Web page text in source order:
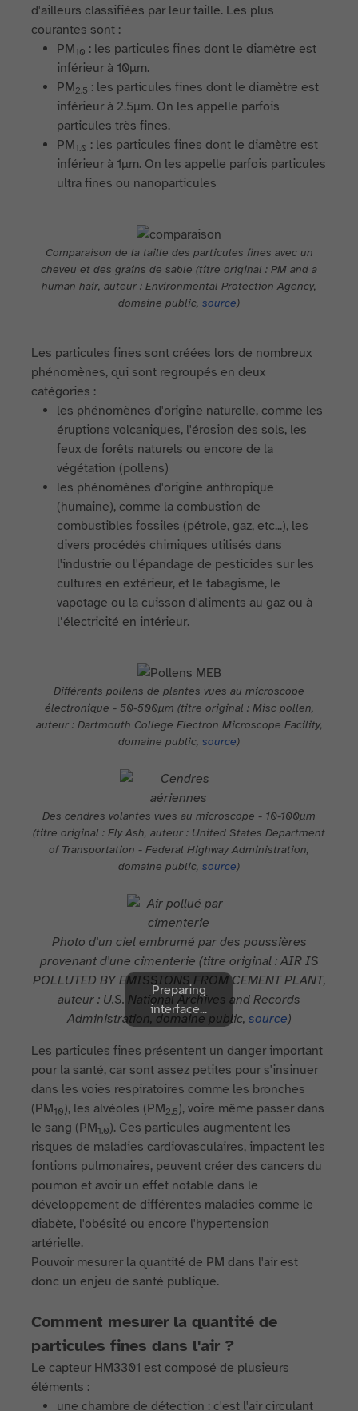
d'ailleurs classifiées par leur taille. Les plus
courantes sont :
PM10 : les particules fines dont le diamètre est
inférieur à 10µm.
PM2.5 : les particules fines dont le diamètre est
inférieur à 2.5µm. On les appelle parfois
particules très fines.
PM1.0 : les particules fines dont le diamètre est
inférieur à 1µm. On les appelle parfois particules
ultra fines ou nanoparticules
Comparaison de la taille des particules fines avec un
cheveu et des grains de sable (titre original : PM and a
human hair, auteur : Environmental Protection Agency,
domaine public, source)
Les particules fines sont créées lors de nombreux
phénomènes, qui sont regroupés en deux
catégories :
les phénomènes d'origine naturelle, comme les
éruptions volcaniques, l'érosion des sols, les
feux de forêts naturels ou encore de la
végétation (pollens)
les phénomènes d'origine anthropique
(humaine), comme la combustion de
combustibles fossiles (pétrole, gaz, etc...), les
divers procédés chimiques utilisés dans
l'industrie ou l'épandage de pesticides sur les
cultures en extérieur, et le tabagisme, le
vapotage ou la cuisson d'aliments au gaz ou à
l’électricité en intérieur.
Différents pollens de plantes vues au microscope
électronique - 50-500µm (titre original : Misc pollen,
auteur : Dartmouth College Electron Microscope Facility,
domaine public, source)
Des cendres volantes vues au microscope - 10-100µm
(titre original : Fly Ash, auteur : United States Department
of Transportation - Federal Highway Administration,
domaine public, source)
Photo d'un ciel embrumé par des poussières
provenant d'une cimenterie (titre original :AIR IS
POLLUTED BY EMISSIONS FROM CEMENT PLANT,
auteur : U.S. National Archives and Records
Administration, domaine public, source)
Les particules fines présentent un danger important
pour la santé, car sont assez petites pour s'insinuer
dans les voies respiratoires comme les bronches
(PM10), les alvéoles (PM2.5), voire même passer dans
le sang (PM1.0). Ces particules augmentent les
risques de maladies cardiovasculaires, impactent les
fontions pulmonaires, peuvent créer des cancers du
poumon et avoir un effet notable dans le
développement de différentes maladies comme le
diabète, l'obésité ou encore l'hypertension
artérielle.
Pouvoir mesurer la quantité de PM dans l'air est
donc un enjeu de santé publique.
Comment mesurer la quantité de
particules fines dans l'air ?
Le capteur HM3301 est composé de plusieurs
éléments :
une chambre de détection : c'est l'air circulant
Preparing
interface...